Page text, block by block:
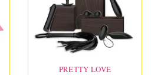
PRETTY LOVE